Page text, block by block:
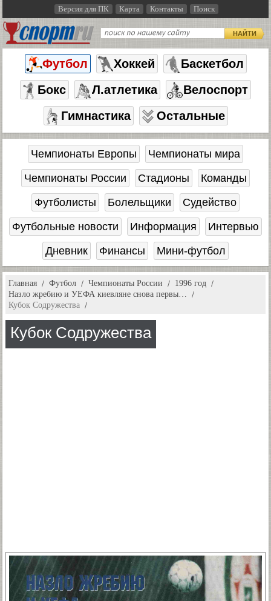
Версия для ПК Карта Контакты Поиск
НАЙТИ
Футбол Хоккей
Баскетбол
Бокс
Л.атлетика
Велоспорт
Гимнастика
Остальные
Чемпионаты Европы
Чемпионаты мира
Чемпионаты России
Стадионы
Команды
Футболисты
Болельщики
Судейство
Футбольные новости
Информация
Интервью
Дневник
Финансы Мини-футбол
Главная Футбол Чемпионаты России
1996 год
Назло жребию и УЕФА киевляне снова первы…
Кубок Содружества
Кубок Содружества